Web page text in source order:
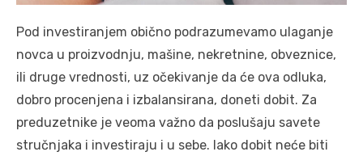
Pod investiranjem obično podrazumevamo ulaganje
novca u proizvodnju, mašine, nekretnine, obveznice,
ili druge vrednosti, uz očekivanje da će ova odluka,
dobro procenjena i izbalansirana, doneti dobit. Za
preduzetnike je veoma važno da poslušaju savete
stručnjaka i investiraju i u sebe. Iako dobit neće biti